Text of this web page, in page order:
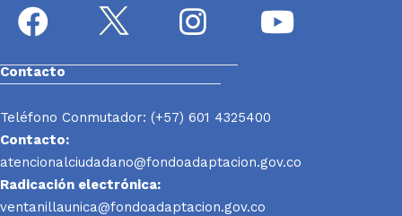
Contacto
Teléfono Conmutador: (+57) 601 4325400
Contacto:
atencionalciudadano@fondoadaptacion.gov.co
Radicación electrónica:
ventanillaunica@fondoadaptacion.gov.co